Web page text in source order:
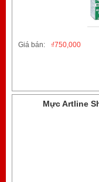
Giá bán: 750,000
₫
Mực Artline